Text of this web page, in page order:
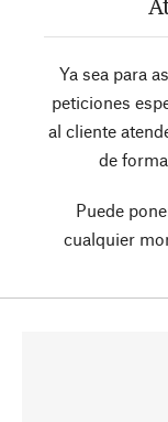
Ya sea para
peticiones
al cliente
de
Puede
cualquier